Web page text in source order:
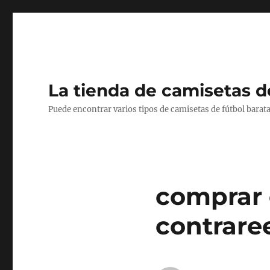
La tienda de camisetas
Puede encontrar varios tipos de camisetas de fútbol
comprar